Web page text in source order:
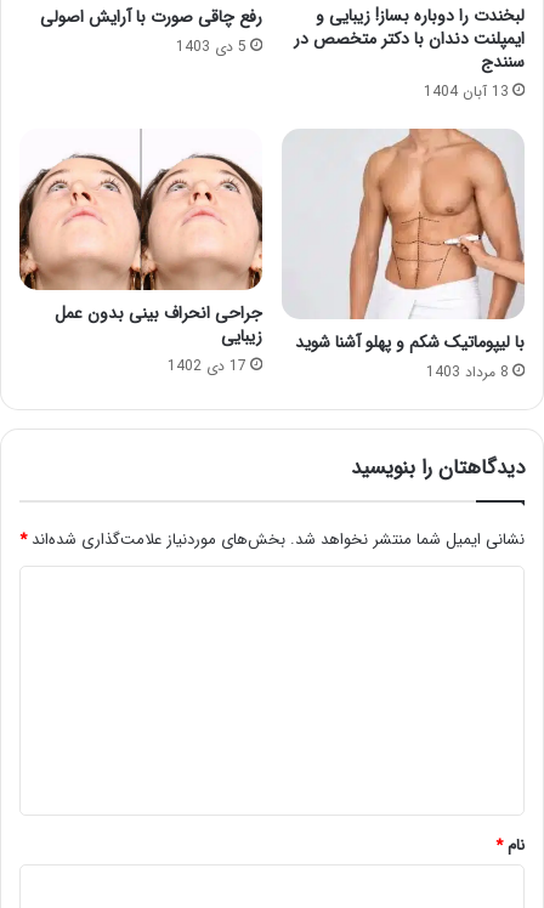
لبخندت را دوباره بساز! زیبایی و
ایمپلنت دندان با دکتر متخصص در
سنندج
13 آبان 1404
رفع چاقی صورت با آرایش اصولی
5 دی 1403
با لیپوماتیک شکم و پهلو آشنا شوید
8 مرداد 1403
جراحی انحراف بینی بدون عمل
زیبایی
17 دی 1402
دیدگاهتان را بنویسید
نشانی ایمیل شما منتشر نخواهد شد. بخش‌های موردنیاز علامت‌گذاری شده‌اند*
نام*